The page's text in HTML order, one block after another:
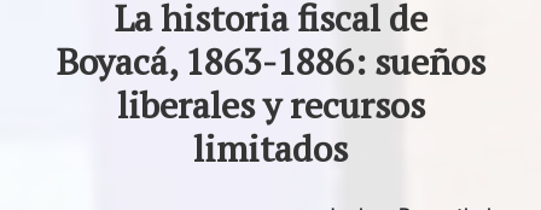
La historia fiscal de
Boyacá, 1863-1886: sueños
liberales y recursos
limitados